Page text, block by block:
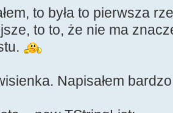
to była to pierwsza
to to, że nie ma
Napisałem